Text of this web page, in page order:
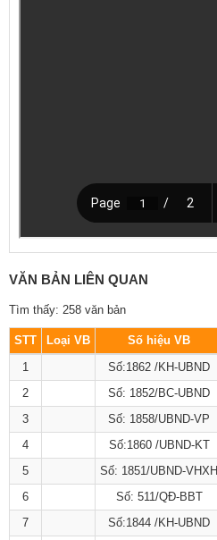
VĂN BẢN LIÊN QUAN
Tìm thấy: 258 văn bản
STT Loại VB
Số hiệu VB
1
Số:1862 /KH-UBND
2
Số: 1852/BC-UBND
3
Số: 1858/UBND-VP
4
Số:1860 /UBND-KT
5
Số: 1851/UBND-VHXH
6
Số: 511/QĐ-BBT
7
Số:1844 /KH-UBND